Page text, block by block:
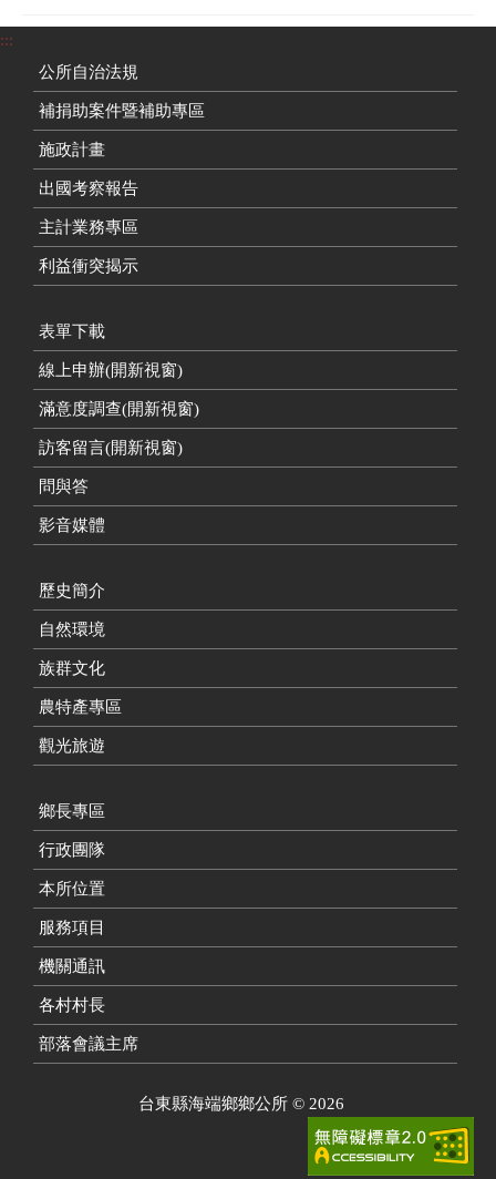
:::
公所自治法規
補捐助案件暨補助專區
施政計畫
出國考察報告
主計業務專區
利益衝突揭示
表單下載
線上申辦(開新視窗)
滿意度調查(開新視窗)
訪客留言(開新視窗)
問與答
影音媒體
歷史簡介
自然環境
族群文化
農特產專區
觀光旅遊
鄉長專區
行政團隊
本所位置
服務項目
機關通訊
各村村長
部落會議主席
台東縣海端鄉鄉公所 © 2026